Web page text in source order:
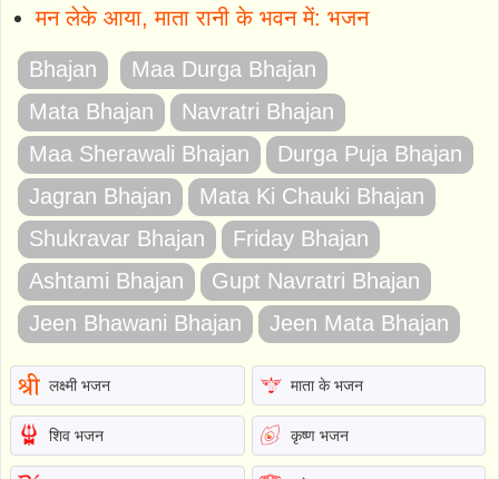
मन लेके आया, माता रानी के भवन में: भजन
Bhajan
Maa Durga Bhajan
Mata Bhajan
Navratri Bhajan
Maa Sherawali Bhajan
Durga Puja Bhajan
Jagran Bhajan
Mata Ki Chauki Bhajan
Shukravar Bhajan
Friday Bhajan
Ashtami Bhajan
Gupt Navratri Bhajan
Jeen Bhawani Bhajan
Jeen Mata Bhajan
लक्ष्मी भजन माता के भजन
शिव भजन कृष्ण भजन